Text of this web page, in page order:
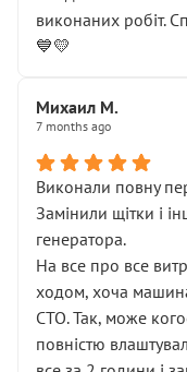
виконаних робіт.
💙💛
Михаил М.
7 months ago
Виконали повну
Замінили щітки і
генератора.
На все про все
ходом, хоча
СТО. Так, може
повністю